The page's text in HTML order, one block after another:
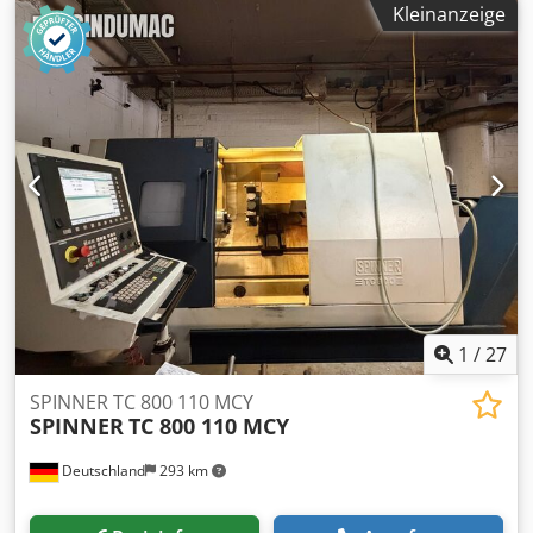
1.337 mm Schwingdurchmesser : 700 mm
Stangendurchlass : 89 mm Eilgangsgeschwindigkeit : 20 /
10 / 24 m/min Hauptspindel Stangendurchlass : 89 mm
Futtergröße : 305 mm Drehzahl : 2.500 U/min
Spindelleistung : 22 kW Spindeldrehmoment : 1050 Nm
Gegenspindel Drehzahl : 4.000 U/min Spindelleistung : 12
kW Spindeldrehmoment : 122 Nm Werkzeugrevolver
Technologie : 12 Stationen Werkzeugantrieb : 5.000 U/min
Leistung : 9,4 kW Drehmoment : 90 Nm Codpfx Akex Ag
Hmo Herf Werkzeugaufnahme : BMT-65 / BH Verfahrweg X
: 280 mm Verfahrweg Y : 120 mm Verfahrweg Z : 1.390 mm
Ausstattung Späneentsorgung : Späneförderer
Kühlmittelversorgung : 240 Liter Werkzeugvermessung :
Messarm im Arbeitsraum Teileabfuhr : Teilefänger
Stangenmagazin : Vorbereitet
Kleinanzeige
1 /27
Deutschland 293 km
SPINNER TC 800 110 MCY
SPINNERTC 800 110 MCY